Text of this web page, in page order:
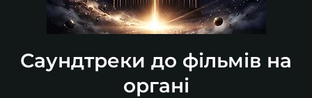
Саундтреки до фільмів на
органі